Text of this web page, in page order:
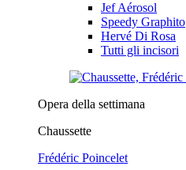
Jef Aérosol
Speedy Graphito
Hervé Di Rosa
Tutti gli incisori
Opera della settimana
Chaussette
Frédéric Poincelet